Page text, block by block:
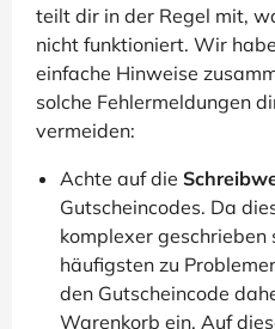
teilt dir in der Regel mit,
nicht funktioniert. Wir
einfache Hinweise
solche Fehlermeldungen
vermeiden:
Achte auf die
Gutscheincodes. Da
komplexer geschrieben
häufigsten zu
den Gutscheincode
Warenkorb ein. Auf